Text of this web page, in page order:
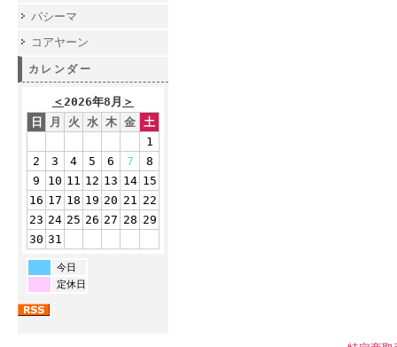
パシーマ
コアヤーン
カレンダー
＜2026年8月 ＞
日
月 火 水 木 金 土
1
2
3 4 5 6 7
8
9
10 11 12 13 14 15
16 17 18 19 20 21 22
23 24 25 26 27 28 29
30 31
今日
定休日